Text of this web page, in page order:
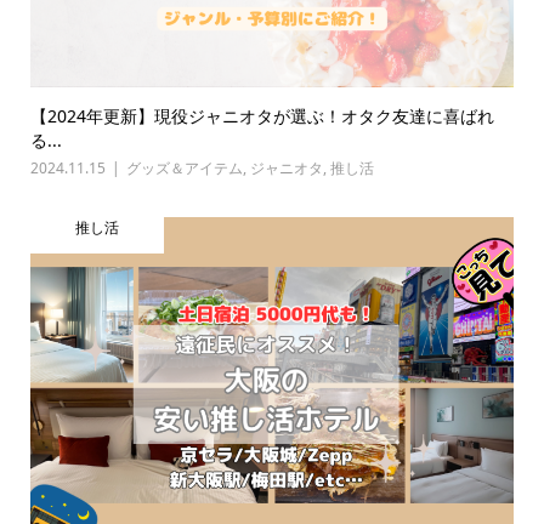
【2024年更新】現役ジャニオタが選ぶ！オタク友達に喜ばれ
る...
2024.11.15 グッズ＆アイテム, ジャニオタ, 推し活
推し活